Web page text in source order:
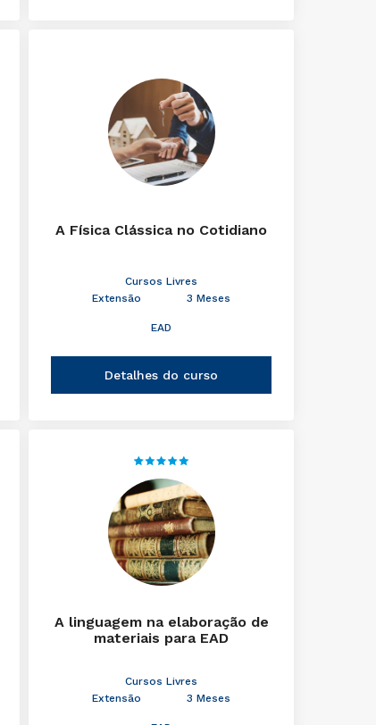
A Física Clássica no Cotidiano
Cursos Livres
Extensão
3 Meses
EAD
Detalhes do curso
A linguagem na elaboração de
materiais para EAD
Cursos Livres
Extensão
3 Meses